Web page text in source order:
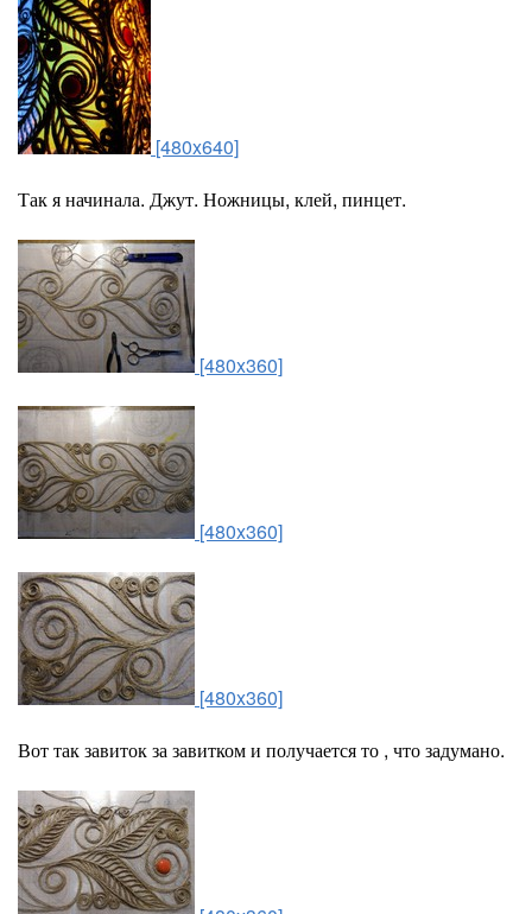
[480x640]
Так я начинала. Джут. Ножницы, клей, пинцет.
[480x360]
[480x360]
[480x360]
Вот так завиток за завитком и получается то , что задумано.